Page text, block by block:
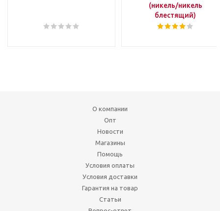
(никель/никель
блестящий)
О компании
Опт
Новости
Магазины
Помощь
Условия оплаты
Условия доставки
Гарантия на товар
Статьи